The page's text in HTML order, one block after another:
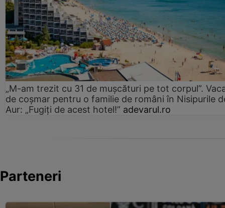
„M-am trezit cu 31 de mușcături pe tot corpul”.
de coșmar pentru o familie de români în Nisipurile
Aur: „Fugiți de acest hotel!” adevarul.ro
Parteneri